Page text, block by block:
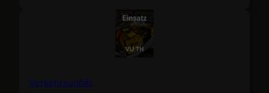
Verkehrsunfall